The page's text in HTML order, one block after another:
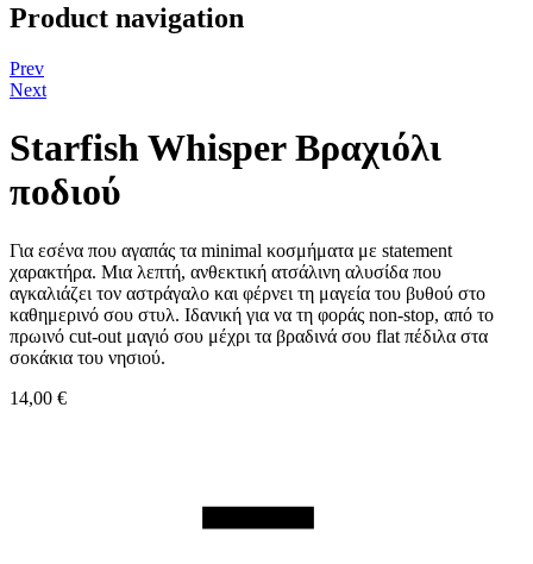
Product navigation
Prev
Next
Starfish Whisper Βραχιόλι
ποδιού
Για εσένα που αγαπάς τα minimal κοσμήματα με statement
χαρακτήρα. Μια λεπτή, ανθεκτική ατσάλινη αλυσίδα που
αγκαλιάζει τον αστράγαλο και φέρνει τη μαγεία του βυθού στο
καθημερινό σου στυλ. Ιδανική για να τη φοράς non-stop, από το
πρωινό cut-out μαγιό σου μέχρι τα βραδινά σου flat πέδιλα στα
σοκάκια του νησιού.
14,00 €